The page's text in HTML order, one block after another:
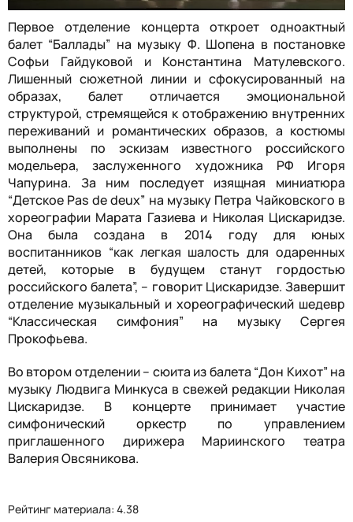
Первое отделение концерта откроет одноактный
балет “Баллады” на музыку Ф. Шопена в постановке
Софьи Гайдуковой и Константина Матулевского.
Лишенный сюжетной линии и сфокусированный на
образах, балет отличается эмоциональной
структурой, стремящейся к отображению внутренних
переживаний и романтических образов, а костюмы
выполнены по эскизам известного российского
модельера, заслуженного художника РФ Игоря
Чапурина. За ним последует изящная миниатюра
“Детское Pas de deux” на музыку Петра Чайковского в
хореографии Марата Газиева и Николая Цискаридзе.
Она была создана в 2014 году для юных
воспитанников “как легкая шалость для одаренных
детей, которые в будущем станут гордостью
российского балета”, – говорит Цискаридзе. Завершит
отделение музыкальный и хореографический шедевр
“Классическая симфония” на музыку Сергея
Прокофьева.
Во втором отделении – сюита из балета “Дон Кихот” на
музыку Людвига Минкуса в свежей редакции Николая
Цискаридзе. В концерте принимает участие
симфонический оркестр по управлением
приглашенного дирижера Мариинского театра
Валерия Овсяникова.
Рейтинг материала: 4.38